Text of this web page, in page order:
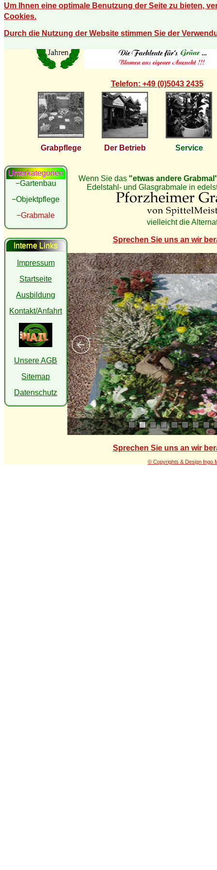
Um Ihnen eine optimale Benutzung der Seite zu bieten,
Cookies.
Durch die Nutzung der Website stimmen Sie der
Telefon: +49 (0)5043 2435
Grabpflege Der Betrieb Service
Unterkategorien
−Gartenbau
−Objektpflege
−Grabmale
Interne Links
Impressum
Startseite
Ausbildung
Kontakt/Anfahrt
Unsere AGB
Sitemap
Datenschutz
Wenn Sie das "etwas andere
Edelstahl- und Glasgrabmale in
vielleicht die
Sprechen Sie uns an wir
Sprechen Sie uns an wir
© Copyrights & Design Ingo